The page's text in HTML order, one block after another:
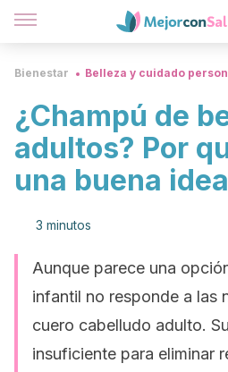
Bienestar Belleza y cuidado
¿Champú de
adultos? Por
una buena idea
3 minutos
Aunque parece una
infantil no responde a las
cuero cabelludo adulto.
insuficiente para eliminar